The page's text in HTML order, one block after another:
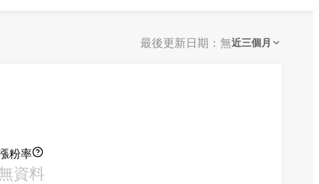
最後更新日期：無近三個月
粉率
資料